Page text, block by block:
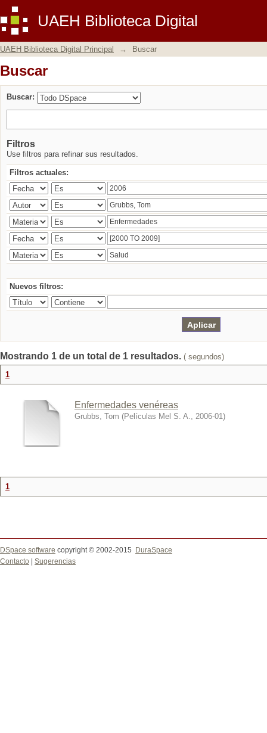
UAEH Biblioteca Digital
Buscar
UAEH Biblioteca Digital Principal → Buscar
Buscar
Buscar:
Filtros
Use filtros para refinar sus resultados.
Filtros actuales:
Nuevos filtros:
Mostrando 1 de un total de 1 resultados. ( segundos)
1
Enfermedades venéreas
Grubbs, Tom (Películas Mel S. A., 2006-01)
1
DSpace software copyright © 2002-2015
DuraSpace
Contacto
Sugerencias